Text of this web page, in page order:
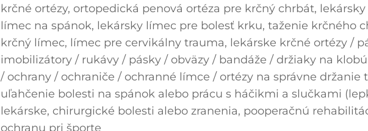
krčné ortézy, ortopedická penová ortéza pre krčný chrbát,
límec na spánok, lekársky límec pre bolesť krku, taženie krčného
krčný límec, límec pre cervikálny trauma, lekárske krčné ortézy /
imobilizátory / rukávy / pásky / obväzy / bandáže / držiaky na
/ ochrany / ochraniče / ochranné límce / ortézy na správne držanie
uľahčenie bolesti na spánok alebo prácu s háčikmi a slučkami
lekárske, chirurgické bolesti alebo zranenia, pooperačnú
ochranu pri športe